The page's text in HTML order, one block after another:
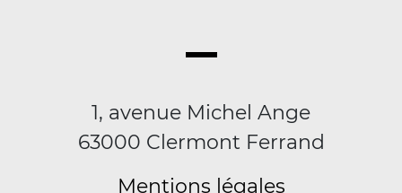
1, avenue Michel Ange
63000 Clermont Ferrand
Mentions légales